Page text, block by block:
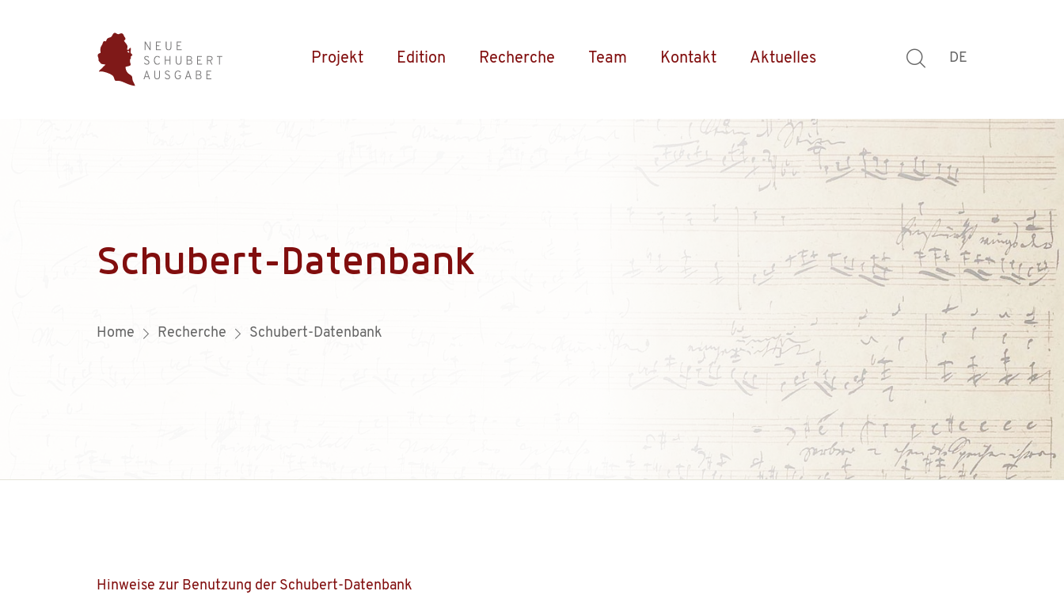
Projekt Edition Recherche Team Kontakt Aktuelles DE
Schubert-Datenbank
Home Recherche Schubert-Datenbank
Hinweise zur Benutzung der Schubert-Datenbank